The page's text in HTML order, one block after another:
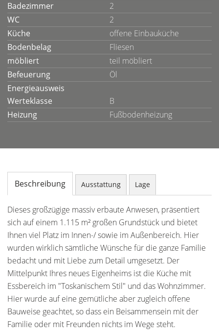
Badezimmer
2
WC
2
Küche
offene Einbauküche
Bodenbelag
Fliesen
möbliert
teil möbliert
Befeuerung
Öl
Energieausweis
Werteklasse
B
Heizung
Fußbodenheizung
Beschreibung Ausstattung Lage
Dieses großzügige massiv erbaute Anwesen, präsentiert
sich auf einem 1.115 m² großen Grundstück und bietet
Ihnen viel Platz im Innen-/ sowie im Außenbereich. Hier
wurden wirklich sämtliche Wünsche für die ganze Familie
bedacht und mit Liebe zum Detail umgesetzt. Der
Mittelpunkt Ihres neues Eigenheims ist die Küche mit
Essbereich im "Toskanischem Stil" und das Wohnzimmer.
Hier wurde auf eine gemütliche aber zugleich offene
Bauweise geachtet, so dass ein Beisammensein mit der
Familie oder mit Freunden nichts im Wege steht.